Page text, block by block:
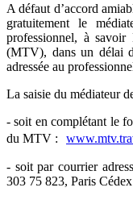
A défaut d’accord
gratuitement le
professionnel, à
(MTV), dans un délai
adressée au
La saisie du médiateur
- soit en complétant le
du MTV :
- soit par courrier
303 75 823, Paris